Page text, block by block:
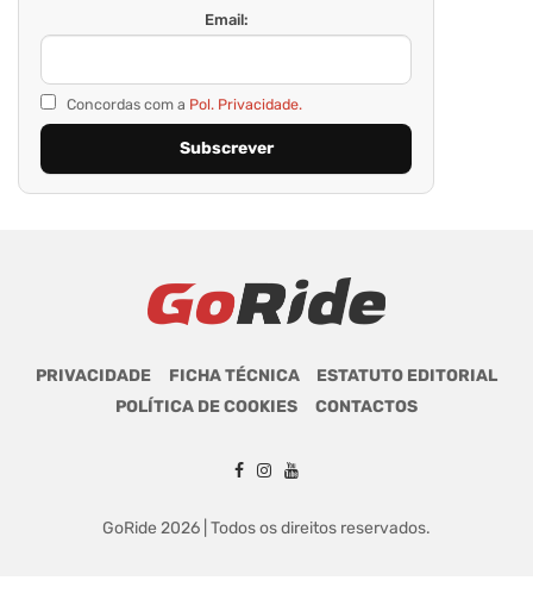
Email:
Concordas com a Pol. Privacidade.
PRIVACIDADE FICHA TÉCNICA
ESTATUTO EDITORIAL
POLÍTICA DE COOKIES
CONTACTOS
GoRide 2026 | Todos os direitos reservados.